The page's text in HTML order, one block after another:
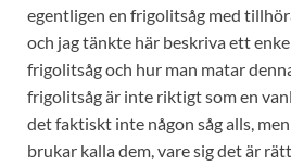
egentligen en frigolitsåg med
och jag tänkte här beskriva ett
frigolitsåg och hur man matar
frigolitsåg är inte riktigt som en
det faktiskt inte någon såg alls,
brukar kalla dem, vare sig det är